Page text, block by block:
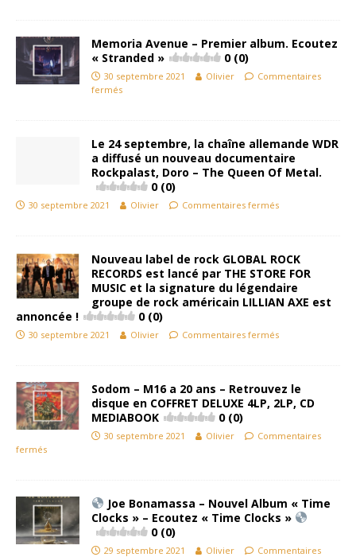
Memoria Avenue – Premier album. Ecoutez
« Stranded »
0 (0)
30 septembre 2021 Olivier
Commentaires
fermés
Le 24 septembre, la chaîne allemande WDR
a diffusé un nouveau documentaire
Rockpalast, Doro – The Queen Of Metal.
0 (0)
30 septembre 2021 Olivier Commentaires fermés
Nouveau label de rock GLOBAL ROCK
RECORDS est lancé par THE STORE FOR
MUSIC et la signature du légendaire
groupe de rock américain LILLIAN AXE est
annoncée !
0 (0)
30 septembre 2021 Olivier Commentaires fermés
Sodom – M16 a 20 ans – Retrouvez le
disque en COFFRET DELUXE 4LP, 2LP, CD
MEDIABOOK
0 (0)
30 septembre 2021 Olivier
Commentaires
fermés
Joe Bonamassa – Nouvel Album « Time
Clocks » – Ecoutez « Time Clocks »
0 (0)
29 septembre 2021 Olivier
Commentaires